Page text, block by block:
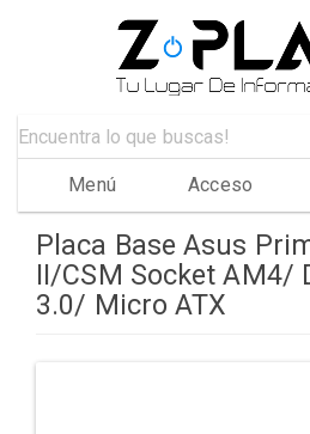
Menú Acceso
Placa Base Asus
II/CSM Socket AM4/
3.0/ Micro ATX